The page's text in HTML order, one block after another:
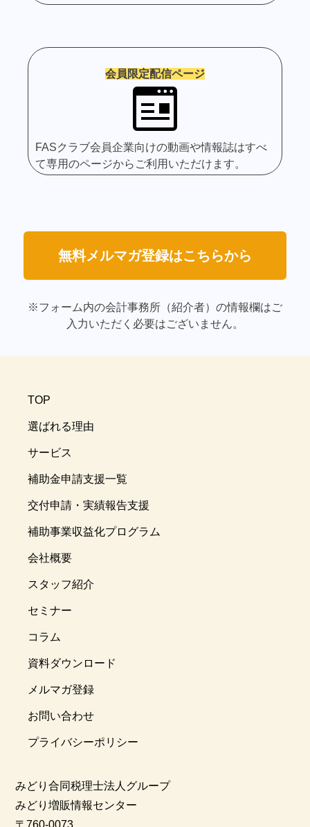
会員限定配信ページ
FASクラブ会員企業向けの動画や情報誌はすべ
て専用のページからご利用いただけます。
無料メルマガ登録はこちらから
※フォーム内の会計事務所（紹介者）の情報欄はご
入力いただく必要はございません。
TOP
選ばれる理由
サービス
補助金申請支援一覧
交付申請・実績報告支援
補助事業収益化プログラム
会社概要
スタッフ紹介
セミナー
コラム
資料ダウンロード
メルマガ登録
お問い合わせ
プライバシーポリシー
みどり合同税理士法人グループ
みどり増販情報センター